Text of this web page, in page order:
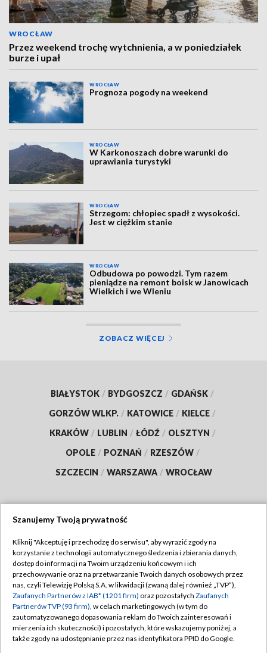
WROCŁAW
Przez weekend trochę wytchnienia, a w poniedziałek
burze i upał
WROCŁAW
Prognoza pogody na weekend
WROCŁAW
W Karkonoszach dobre warunki do
uprawiania turystyki
WROCŁAW
Strzegom: chłopiec spadł z wysokości.
Jest w ciężkim stanie
WROCŁAW
Odbudowa po powodzi. Tym razem
pieniądze na remont boisk w Janowicach
Wielkich i we Wleniu
ZOBACZ WIĘCEJ
BIAŁYSTOK / BYDGOSZCZ / GDAŃSK /
GORZÓW WLKP. / KATOWICE / KIELCE /
KRAKÓW / LUBLIN / ŁÓDŹ / OLSZTYN /
OPOLE / POZNAŃ / RZESZÓW /
SZCZECIN / WARSZAWA / WROCŁAW
TVP
Abonament TVP
Emisja w TVP
Centrum informacji TVP
Naziemna Telewizja Cyfrowa
Regulamin TVP
Polityka prywatności
Moje zgody
Pomoc
Szanujemy Twoją prywatność
Kliknij "Akceptuję i przechodzę do serwisu", aby wyrazić zgody na
korzystanie z technologii automatycznego śledzenia i zbierania danych,
dostęp do informacji na Twoim urządzeniu końcowym i ich
przechowywanie oraz na przetwarzanie Twoich danych osobowych przez
nas, czyli Telewizję Polską S.A. w likwidacji (zwaną dalej również „TVP”),
Zaufanych Partnerów z IAB* (1201 firm) oraz pozostałych Zaufanych
Partnerów TVP (93 firm), w celach marketingowych (w tym do
zautomatyzowanego dopasowania reklam do Twoich zainteresowań i
mierzenia ich skuteczności) i pozostałych, które wskazujemy poniżej, a
także zgody na udostępnianie przez nas identyfikatora PPID do Google.